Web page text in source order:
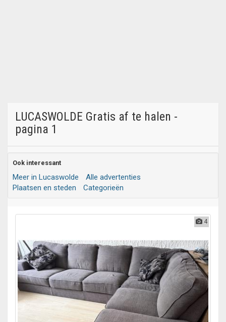
LUCASWOLDE Gratis af te halen -
pagina 1
Ook interessant
Meer in Lucaswolde
Alle advertenties
Plaatsen en steden
Categorieën
4